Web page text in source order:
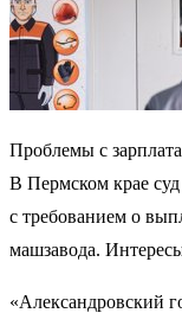
Проблемы с
В Пермском крае
с требованием о
машзавода.
«Александровский